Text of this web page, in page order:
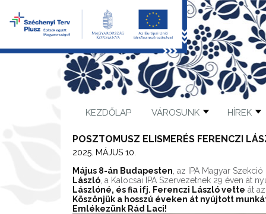
KEZDŐLAP VÁROSUNK HÍREK
POSZTOMUSZ ELISMERÉS FERENCZI
2025. MÁJUS 10.
Május 8-án Budapesten , az IPA Magyar
László , a Kalocsai IPA Szervezetnek 29 éven át
Lászlóné, és fia ifj. Ferenczi László vette át
Köszönjük a hosszú éveken át nyújtott
Emlékezünk Rád Laci!